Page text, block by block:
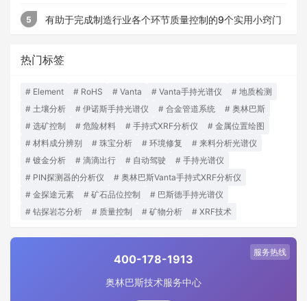
5 有助于完成制造行业各个环节质量控制的9个实用小窍门
热门标签
Element RoHS Vanta Vanta手持光谱仪
地质检测
土壤分析
伊诺斯手持光谱仪 合金管道系统
奥林巴斯
选矿控制
危险材料 手持式XRF分析仪
金属位置绘图
材料成分辨别
珠宝分析 环境修复
来料分析光谱仪
镀金分析
滴滴出行 自动驾驶
手持光谱仪
PIN探测器的分析仪
奥林巴斯Vanta手持式XRF分析仪
金探途元素
矿石品位控制
巴斯德手持光谱仪
钻探岩芯分析
质量控制 矿物分析 XRF技术
服务热线
400-178-1913
奥林巴斯技术服务中心